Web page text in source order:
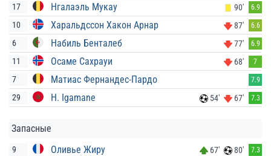
17 Нгалаэль Мукау 90' 6.9
10 Харальдссон Хакон Арнар 87' 6.6
6 Набиль Бенталеб 77' 6.9
11 Осаме Сахрауи 68' 7
7 Матиас Фернандес-Пардо 7.9
29 H. Igamane 54' 67' 7.3
Запасные
9 Оливье Жиру 67' 80' 7.3